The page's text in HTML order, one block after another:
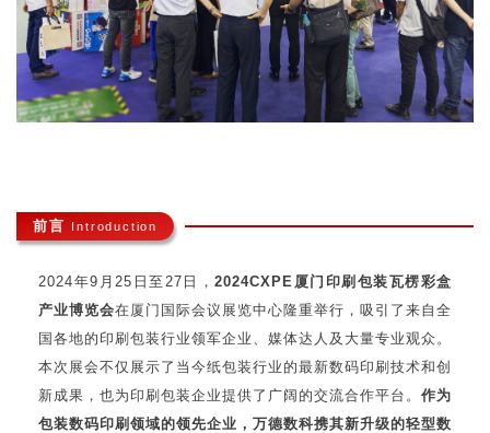
前言 Introduction
2024年9月25日至27日， 2024CXPE厦门印刷包装瓦楞彩盒
产业博览会在 厦门国际会议展览中心隆重举行，吸引了来自全
国各地的印刷包装行业领军企业、媒体达人及大量专业观众。
本次展会不仅展示了当今纸包装行业的最新数码印刷技术和创
新成果，也为印刷包装企业提供了广阔的交流合作平台。 作为
包装数码印刷领域的领先企业，万德数科携其新升级的轻型数